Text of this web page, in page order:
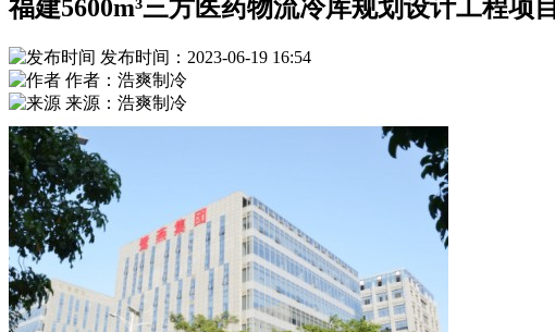
福建5600m³三方医药物流冷库规划设计工程项目
发布时间：2023-06-19 16:54
作者：浩爽制冷
来源：浩爽制冷